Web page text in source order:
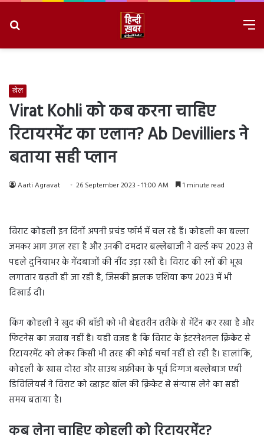
खेल
Virat Kohli को कब करना चाहिए
रिटायरमेंट का एलान? Ab Devilliers ने
बताया सही प्लान
Aarti Agravat 26 September 2023 - 11:00 AM 1 minute read
विराट कोहली इन दिनों अपनी प्रचंड फॉर्म में चल रहे हैं। कोहली का बल्ला
जमकर आग उगल रहा है और उनकी दमदार बल्लेबाजी ने वर्ल्ड कप 2023 से
पहले दुनियाभर के गेंदबाजों की नींद उड़ा रखी है। विराट की रनों की भूख
लगातार बढ़ती ही जा रही है, जिसकी झलक एशिया कप 2023 में भी
दिखाई दी।
किंग कोहली ने खुद की बॉडी को भी बेहतरीन तरीके से मेंटेंन कर रखा है और
फिटनेस का जवाब नहीं है। यही वजह है कि विराट के इंटरनेशनल क्रिकेट से
रिटायरमेंट को लेकर किसी भी तरह की कोई चर्चा नहीं हो रही है। हालांकि,
कोहली के खास दोस्त और साउथ अफ्रीका के पूर्व दिग्गज बल्लेबाज एबी
डिविलियर्स ने विराट को व्हाइट बॉल की क्रिकेट से संन्यास लेने का सही
समय बताया है।
कब लेना चाहिए कोहली को रिटायरमेंट?